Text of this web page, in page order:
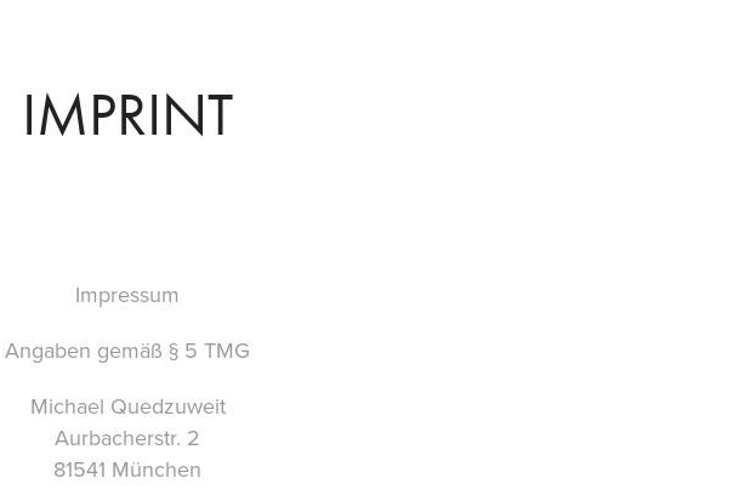
IMPRINT
Impressum
Angaben gemäß § 5 TMG
Michael Quedzuweit
Aurbacherstr. 2
81541 München